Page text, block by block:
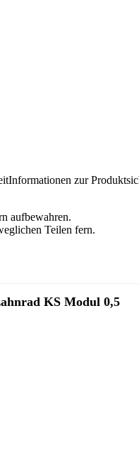
zur
aufbewahren.
Teilen fern.
KS Modul 0,5